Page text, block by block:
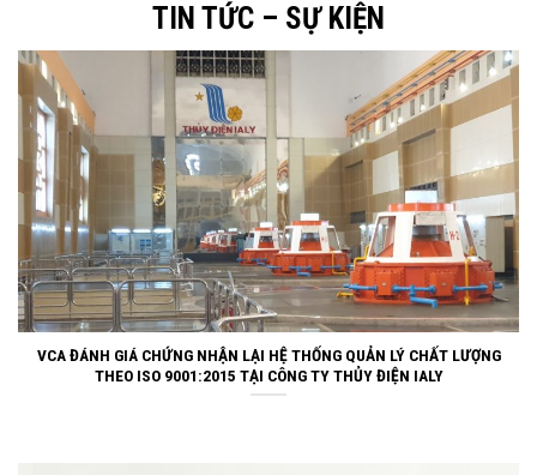
TIN TỨC – SỰ KIỆN
VCA ĐÁNH GIÁ CHỨNG NHẬN LẠI HỆ THỐNG QUẢN LÝ CHẤT LƯỢNG
THEO ISO 9001:2015 TẠI CÔNG TY THỦY ĐIỆN IALY